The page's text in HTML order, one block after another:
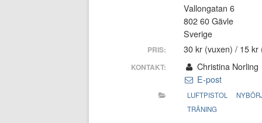
STADGAR
Vallongatan 6
802 60 Gävle
Sverige
PRIS: 30 kr (vuxen) / 15 kr
KONTAKT:
Christina Norling
E-post
LUFTPISTOL
TRÄNING